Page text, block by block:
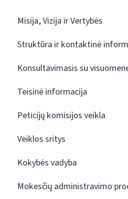
Misija, Vizija ir Vertybės
Struktūra ir kontaktinė
Konsultavimasis su
Teisinė informacija
Peticijų komisijos veikla
Veiklos sritys
Kokybės vadyba
Mokesčių administravimo